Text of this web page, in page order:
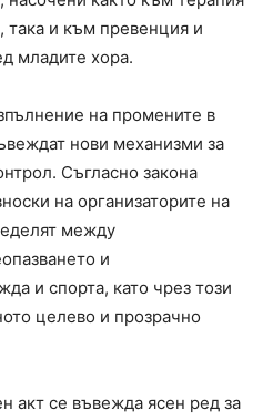
така и към превенция и
младите хора.
на промените в
нови механизми за
Съгласно закона
на организаторите на
между
и
и спорта, като чрез този
целево и прозрачно
акт се въвежда ясен ред за